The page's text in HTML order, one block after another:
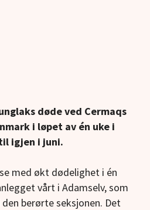
døde ved Cermaqs
i løpet av én uke i
igjen i juni.
med økt dødelighet i én
vårt i Adamselv, som
berørte seksjonen. Det